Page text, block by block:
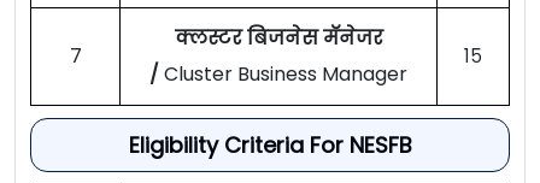
७
क्लस्टर बिजनेस मॅनेजर
/ Cluster Business Manager
१५
Eligibility Criteria For NESFB